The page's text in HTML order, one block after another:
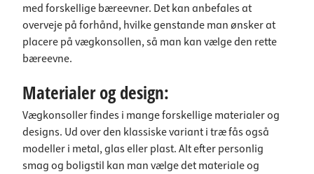
med forskellige bæreevner. Det kan anbefales at
overveje på forhånd, hvilke genstande man ønsker at
placere på vægkonsollen, så man kan vælge den rette
bæreevne.
Materialer og design:
Vægkonsoller findes i mange forskellige materialer og
designs. Ud over den klassiske variant i træ fås også
modeller i metal, glas eller plast. Alt efter personlig
smag og boligstil kan man vælge det materiale og